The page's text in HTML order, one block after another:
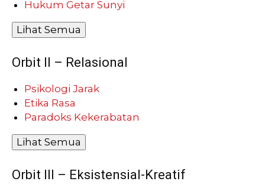
Hukum Getar Sunyi
Lihat Semua
Orbit II – Relasional
Psikologi Jarak
Etika Rasa
Paradoks Kekerabatan
Lihat Semua
Orbit III – Eksistensial-Kreatif